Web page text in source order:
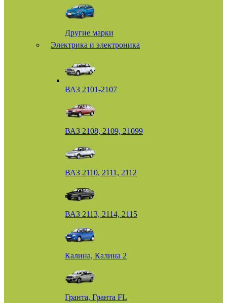
Другие марки
Электрика и электроника
ВАЗ 2101-2107
ВАЗ 2108, 2109, 21099
ВАЗ 2110, 2111, 2112
ВАЗ 2113, 2114, 2115
Калина, Калина 2
Гранта, Гранта FL